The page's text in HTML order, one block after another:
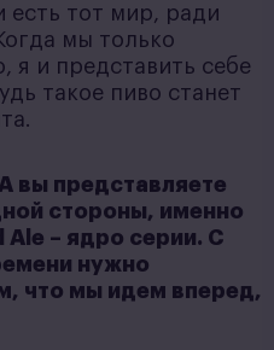
есть тот мир, ради
мы только
я и представить себе
такое пиво станет
вы представляете
стороны, именно
Ale – ядро серии. С
нужно
что мы идем вперед,